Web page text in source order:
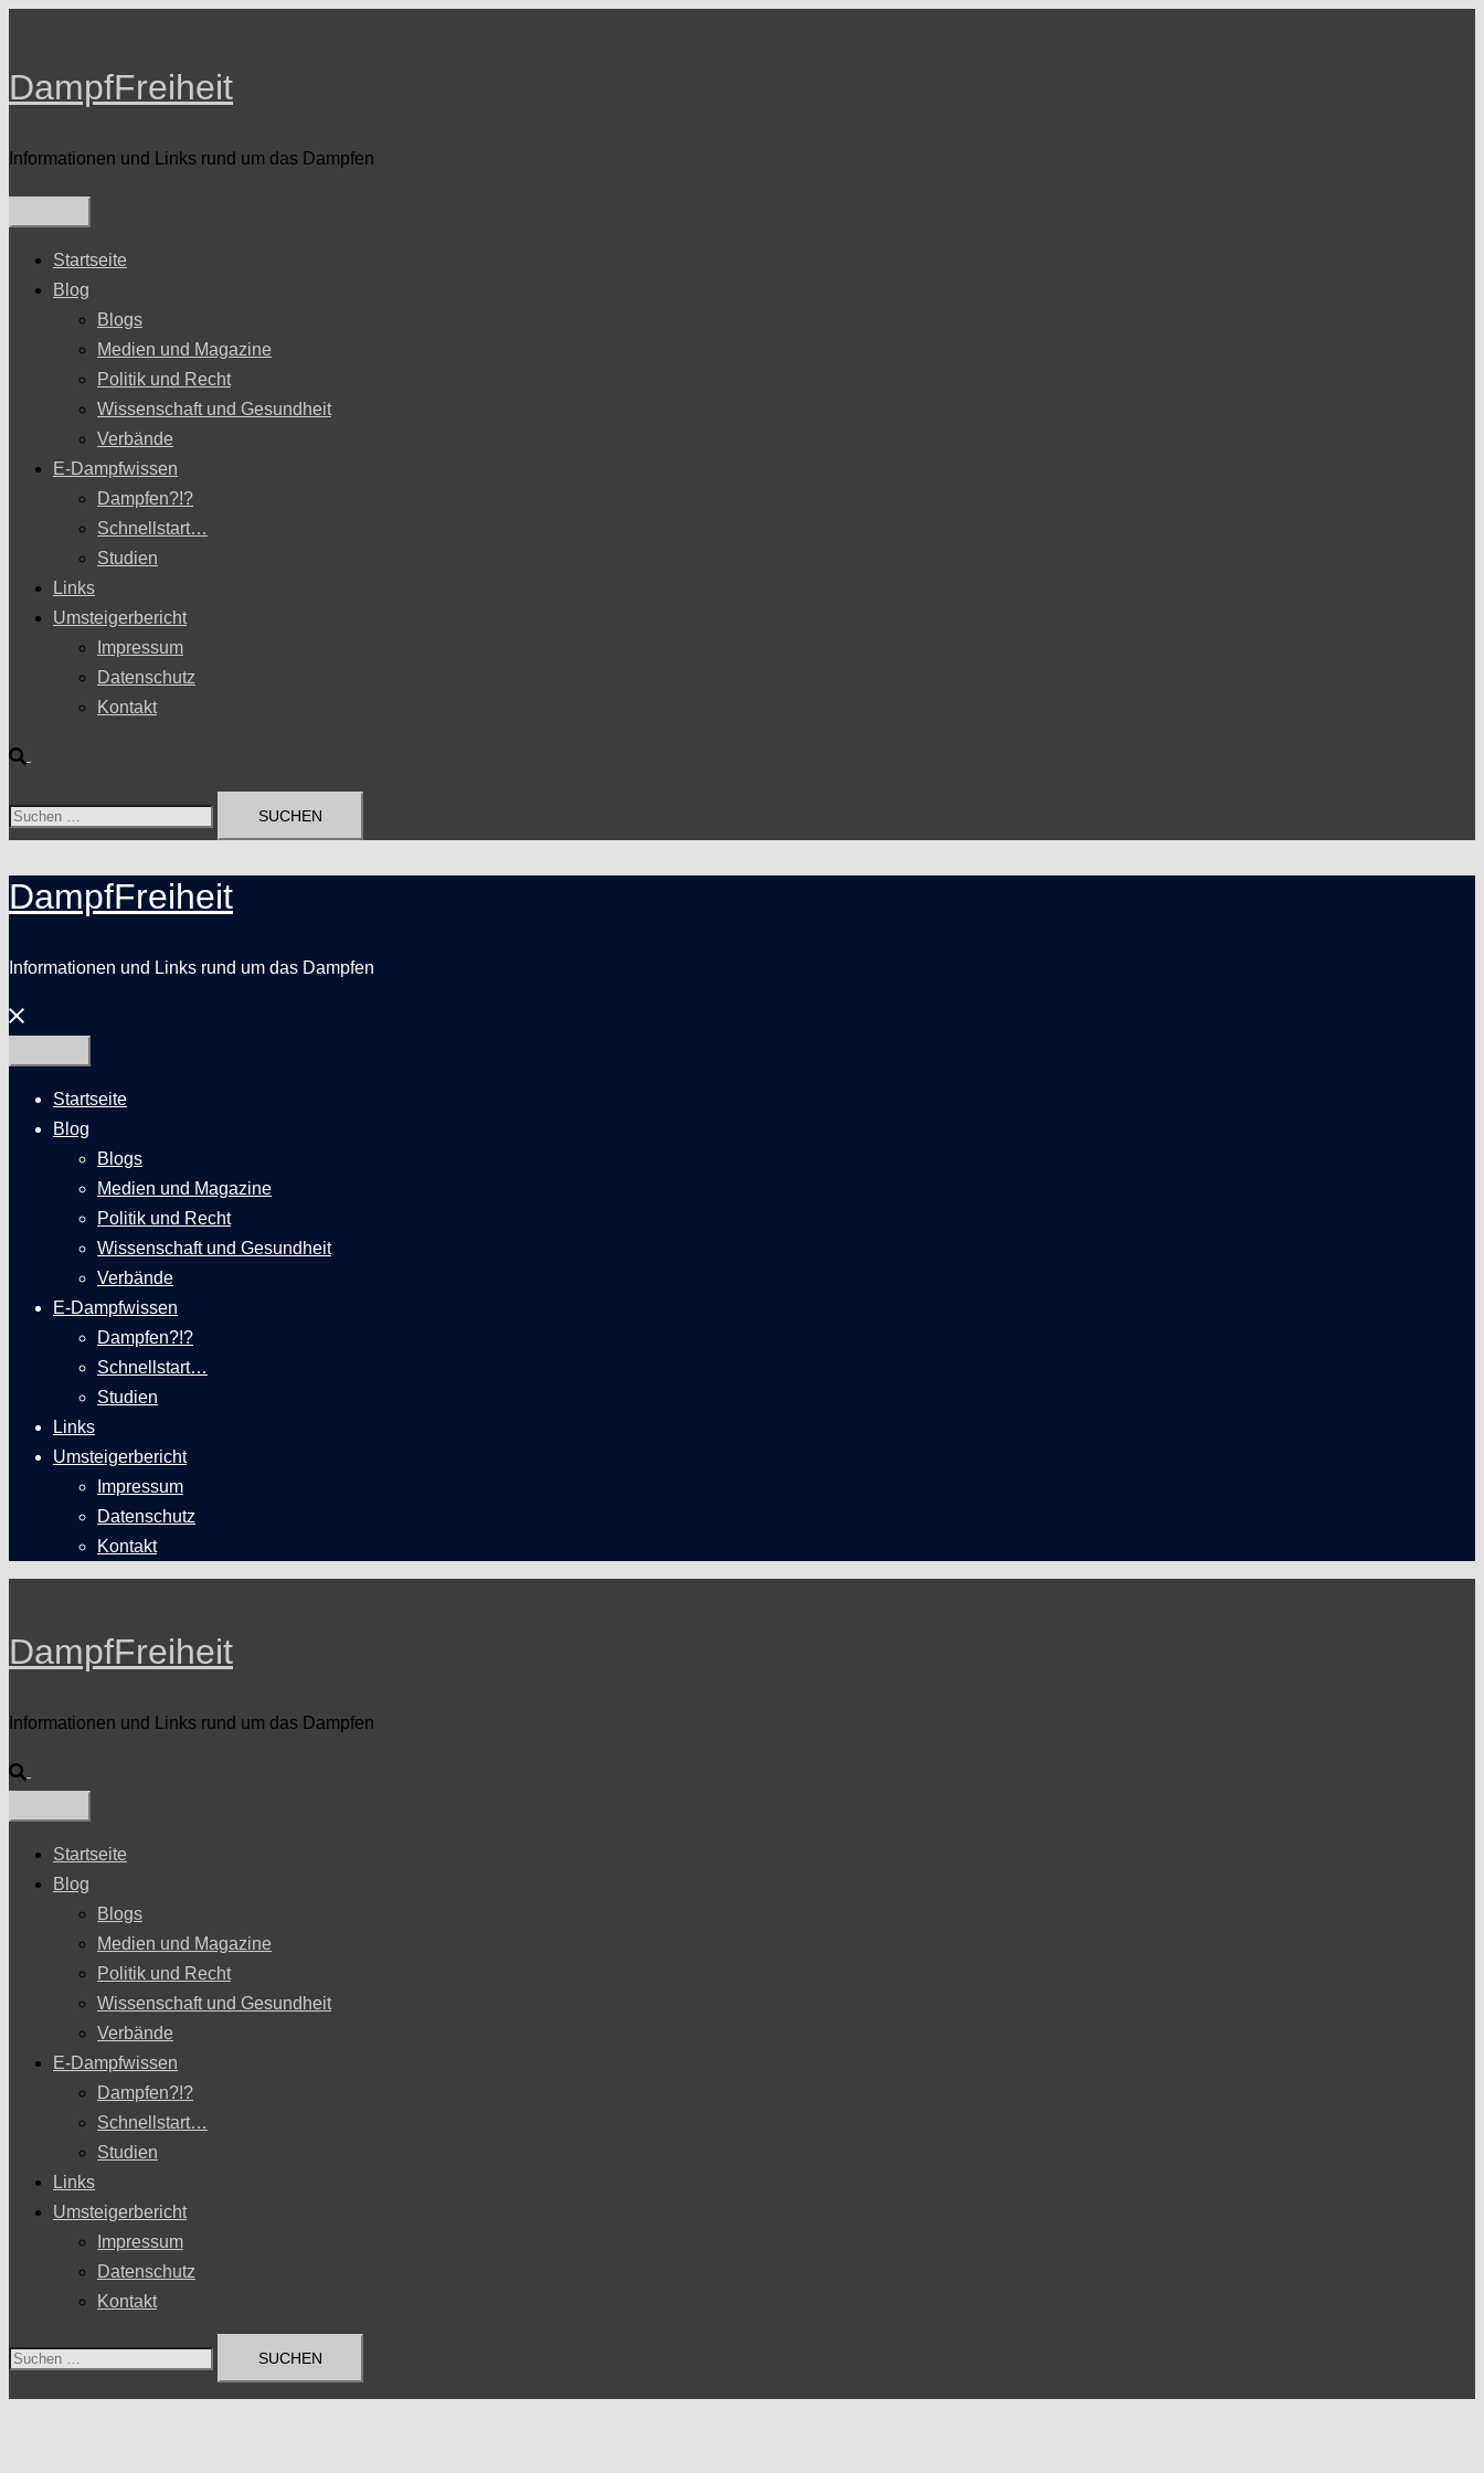
springen
DampfFreiheit
Informationen und Links rund um das Dampfen
Startseite
Blog
Blogs
Medien und Magazine
Politik und Recht
Wissenschaft und Gesundheit
Verbände
E-Dampfwissen
Dampfen?!?
Schnellstart…
Studien
Links
Umsteigerbericht
Impressum
Datenschutz
Kontakt
Suche
Suchen
DampfFreiheit
Informationen und Links rund um das Dampfen
Menü
schließen
Startseite
Blog
Blogs
Medien und Magazine
Politik und Recht
Wissenschaft und Gesundheit
Verbände
E-Dampfwissen
Dampfen?!?
Schnellstart…
Studien
Links
Umsteigerbericht
Impressum
Datenschutz
Kontakt
DampfFreiheit
Informationen und Links rund um das Dampfen
Suche
Startseite
Blog
Blogs
Medien und Magazine
Politik und Recht
Wissenschaft und Gesundheit
Verbände
E-Dampfwissen
Dampfen?!?
Schnellstart…
Studien
Links
Umsteigerbericht
Impressum
Datenschutz
Kontakt
Suchen